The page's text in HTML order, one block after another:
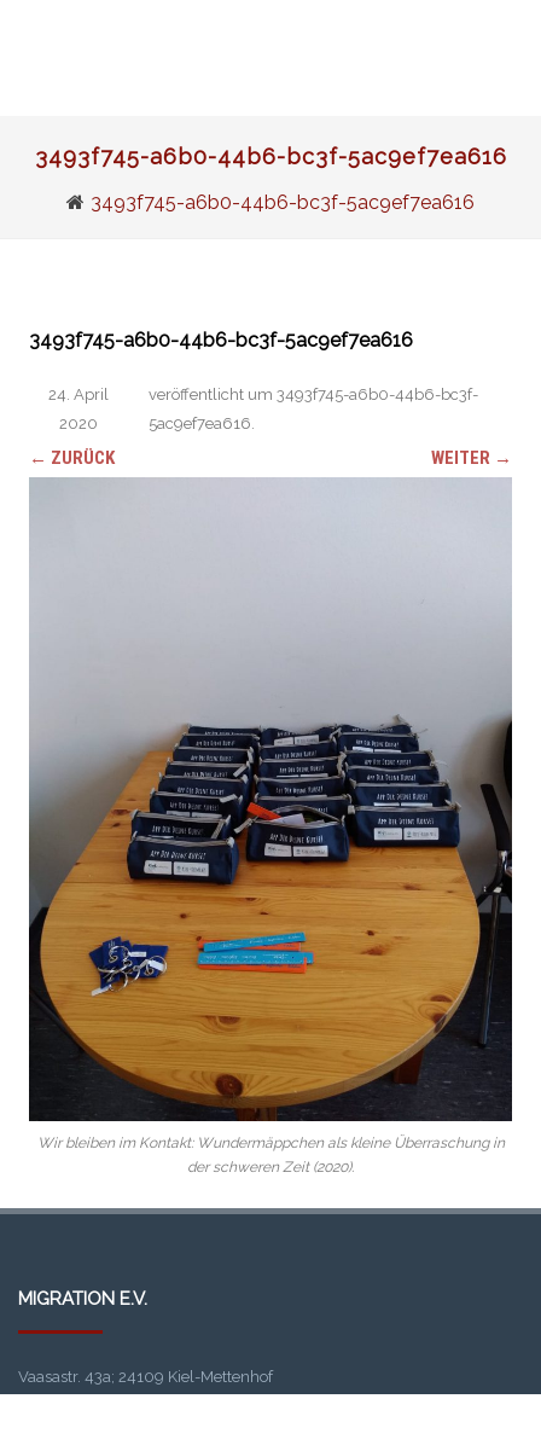
3493f745-a6b0-44b6-bc3f-5ac9ef7ea616
3493f745-a6b0-44b6-bc3f-5ac9ef7ea616
3493f745-a6b0-44b6-bc3f-5ac9ef7ea616
veröffentlicht
24. April
2020
um 3493f745-a6b0-44b6-bc3f-
5ac9ef7ea616
← ZURÜCK WEITER →
Wir bleiben im Kontakt: Wundermäppchen als kleine Überraschung in
der schweren Zeit (2020).
MIGRATION E.V.
Vaasastr. 43a; 24109 Kiel-Mettenhof